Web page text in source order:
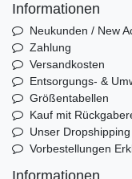
Informationen
Neukunden / New
Zahlung
Versandkosten
Entsorgungs- &
Größentabellen
Kauf mit
Unser
Vorbestellungen